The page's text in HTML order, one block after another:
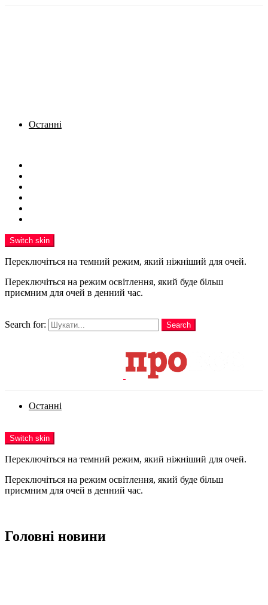
Останні
Switch skin
Переключіться на темний режим, який ніжніший для очей.
Переключіться на режим освітлення, який буде більш
приємним для очей в денний час.
Search for:
Search
Останні
Switch skin
Переключіться на темний режим, який ніжніший для очей.
Переключіться на режим освітлення, який буде більш
приємним для очей в денний час.
Головні новини